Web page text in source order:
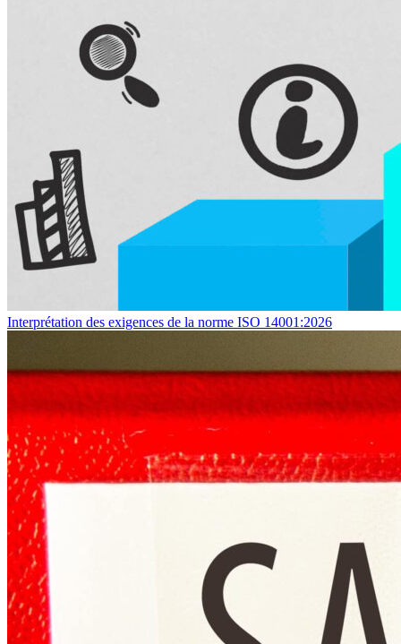
Interprétation des exigences de la norme ISO 14001:2026